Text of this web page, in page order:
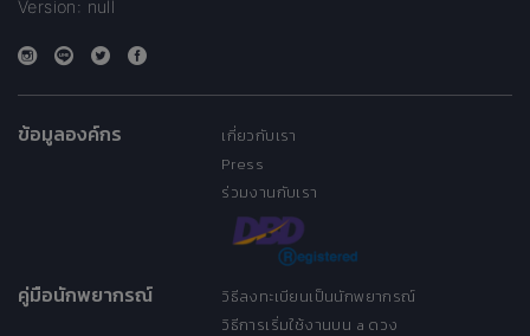
Version: null
ข้อมูลองค์กร
เกี่ยวกับเรา
Press
ร่วมงานกับเรา
คู่มือนักพยากรณ์
วิธีลงทะเบียนเป็นนักพยากรณ์
วิธีการเริ่มใช้งานบน a ดวง